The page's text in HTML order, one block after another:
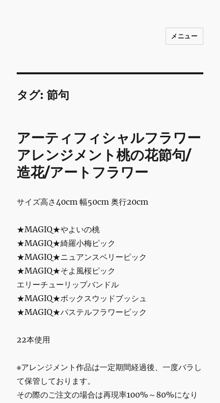
INNOCENCE ～日常に彩りを～ フ
物 etc販売 江戸川区瑞江
メニュー
タグ:節句
アーティフィシャルフラワー
アレンジメント桃の花節句/
造花/アートフラワー
サイズ高さ40cm 幅50cm 奥行20cm
★MAGIQ★やよいの桃
★MAGIQ★綺羅小梅ピック
★MAGIQ★ニュアンスベリーピック
★MAGIQ★そよ風桜ピック
エリーチューリップバンドル
★MAGIQ★ボックスウッドブッシュ
★MAGIQ★パステルフラワーピック
22本使用
※アレンジメント作品は一定期間経過後、一度バラし
て保管しております。
その際のご注文の場合は再現率100%～80%になり